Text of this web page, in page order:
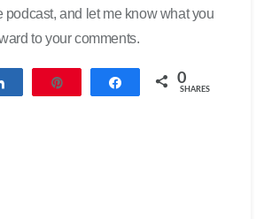
podcast, and let me know what you
to your comments.
Teilen 0
SHARES